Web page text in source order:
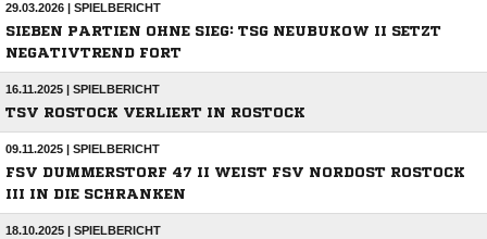
29.03.2026 | SPIELBERICHT
SIEBEN PARTIEN OHNE SIEG: TSG NEUBUKOW II SETZT
NEGATIVTREND FORT
16.11.2025 | SPIELBERICHT
TSV ROSTOCK VERLIERT IN ROSTOCK
09.11.2025 | SPIELBERICHT
FSV DUMMERSTORF 47 II WEIST FSV NORDOST ROSTOCK
III IN DIE SCHRANKEN
18.10.2025 | SPIELBERICHT